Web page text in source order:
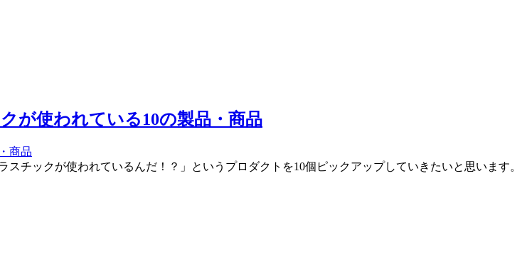
が使われている10の製品・商品
チックが使われているんだ！？」というプロダクトを10個ピックアップしていきたいと思います。